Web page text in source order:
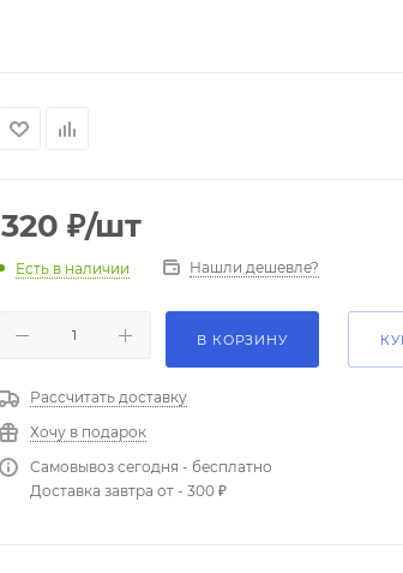
320 ₽/шт
Есть в наличии Нашли дешевле?
В КОРЗИНУ
Рассчитать доставку
Хочу в подарок
Самовывоз сегодня - бесплатно
Доставка завтра от - 300 ₽